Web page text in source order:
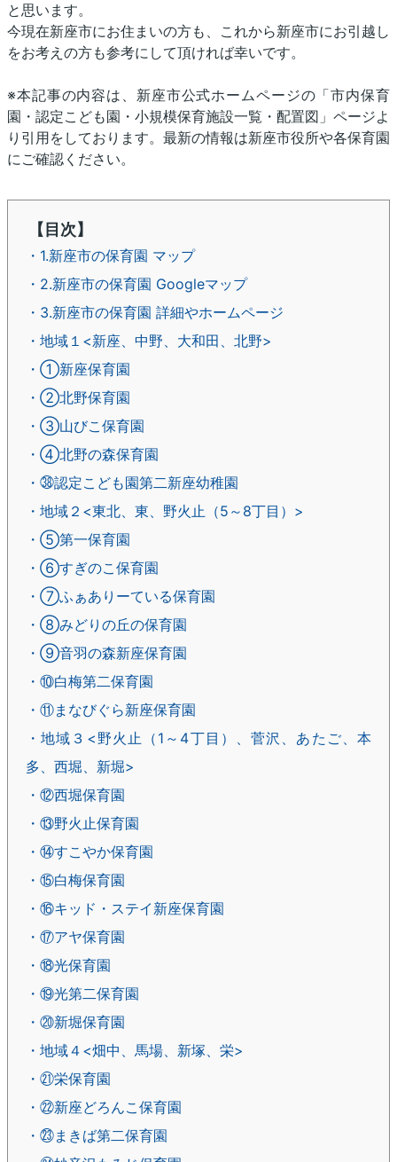
と思います。
今現在新座市にお住まいの方も、これから新座市にお引越し
をお考えの方も参考にして頂ければ幸いです。
※本記事の内容は、新座市公式ホームページの「市内保育
園・認定こども園・小規模保育施設一覧・配置図」ページよ
り引用をしております。最新の情報は新座市役所や各保育園
にご確認ください。
【目次】
・1.新座市の保育園 マップ
・2.新座市の保育園 Googleマップ
・3.新座市の保育園 詳細やホームページ
・地域１<新座、中野、大和田、北野>
・①新座保育園
・②北野保育園
・③山びこ保育園
・④北野の森保育園
・㊳認定こども園第二新座幼稚園
・地域２<東北、東、野火止（5～8丁目）>
・⑤第一保育園
・⑥すぎのこ保育園
・⑦ふぁありーている保育園
・⑧みどりの丘の保育園
・⑨音羽の森新座保育園
・⑩白梅第二保育園
・⑪まなびぐら新座保育園
・地域３<野火止（1～4丁目）、菅沢、あたご、本
多、西堀、新堀>
・⑫西堀保育園
・⑬野火止保育園
・⑭すこやか保育園
・⑮白梅保育園
・⑯キッド・ステイ新座保育園
・⑰アヤ保育園
・⑱光保育園
・⑲光第二保育園
・⑳新堀保育園
・地域４<畑中、馬場、新塚、栄>
・㉑栄保育園
・㉒新座どろんこ保育園
・㉓まきば第二保育園